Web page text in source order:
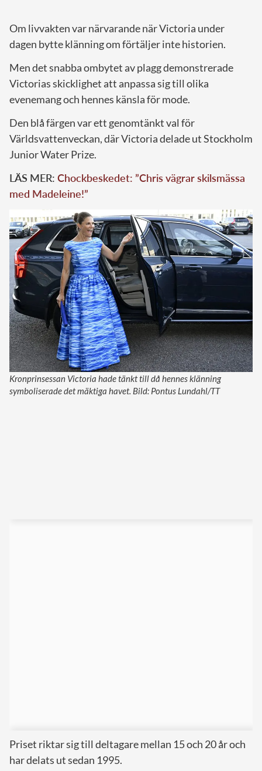
Om livvakten var närvarande när Victoria under
dagen bytte klänning om förtäljer inte historien.
Men det snabba ombytet av plagg demonstrerade
Victorias skicklighet att anpassa sig till olika
evenemang och hennes känsla för mode.
Den blå färgen var ett genomtänkt val för
Världsvattenveckan, där Victoria delade ut Stockholm
Junior Water Prize.
LÄS MER: Chockbeskedet: ”Chris vägrar skilsmässa
med Madeleine!”
Kronprinsessan Victoria hade tänkt till då hennes klänning
symboliserade det mäktiga havet. Bild: Pontus Lundahl/TT
Priset riktar sig till deltagare mellan 15 och 20 år och
har delats ut sedan 1995.